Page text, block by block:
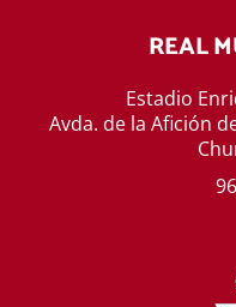
REAL
Estadio
Avda. de la Afición